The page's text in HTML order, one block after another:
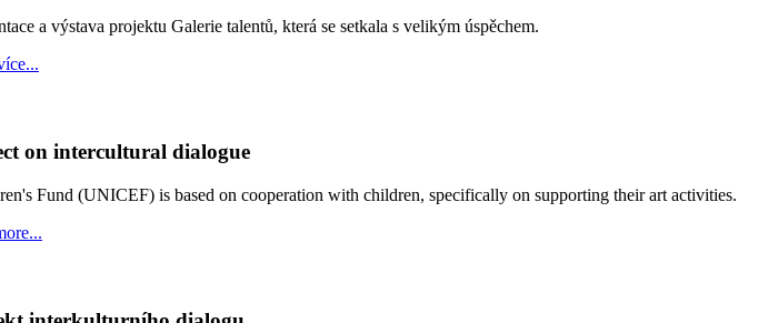
a výstava projektu Galerie talentů, která se setkala s velikým úspěchem.
on intercultural dialogue
Fund (UNICEF) is based on cooperation with children, specifically on supporting their art activities.